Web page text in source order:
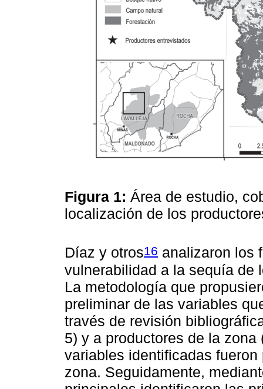
Figura 1: Área de estudio,
localización de los
Díaz y otros16 analizaron los
vulnerabilidad a la sequía de
La metodología que
preliminar de las variables
través de revisión
5) y a productores de la
variables identificadas
zona. Seguidamente,